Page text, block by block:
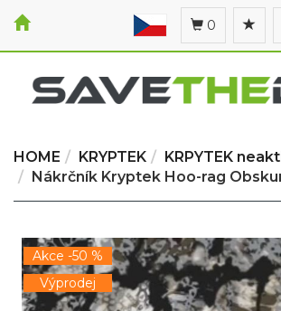
0
HOME KRYPTEK
KRPYTEK
Nákrčník Kryptek Hoo-rag
Akce -50 %
Výprodej